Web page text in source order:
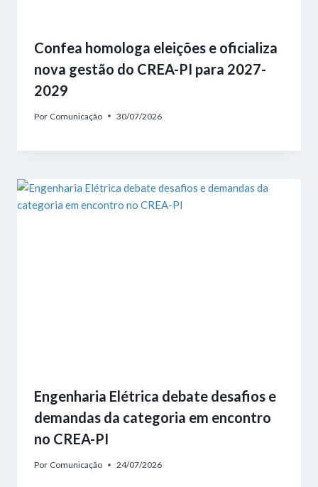
Confea homologa eleições e oficializa
nova gestão do CREA-PI para 2027-
2029
Por Comunicação 30/07/2026
Engenharia Elétrica debate desafios e
demandas da categoria em encontro
no CREA-PI
Por Comunicação 24/07/2026